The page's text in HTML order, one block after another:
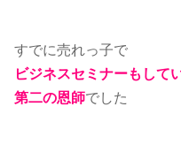
すでに売れっ子で
ビジネスセミナーもして
第二の恩師でした